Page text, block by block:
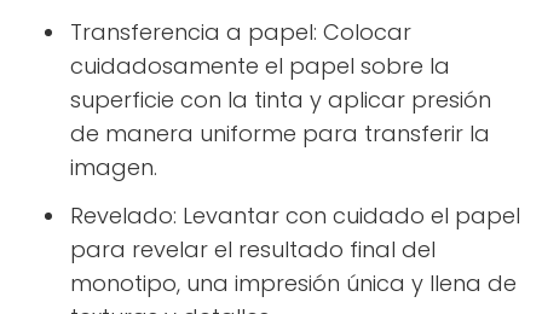
Transferencia a papel: Colocar
cuidadosamente el papel sobre la
superficie con la tinta y aplicar presión
de manera uniforme para transferir la
imagen.
Revelado: Levantar con cuidado el papel
para revelar el resultado final del
monotipo, una impresión única y llena de